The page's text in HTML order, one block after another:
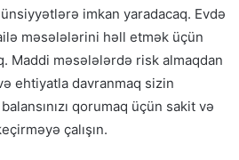
imkan yaradacaq. Evdə
məsələlərini həll etmək üçün
Maddi məsələlərdə risk almaqdan
ehtiyatla davranmaq sizin
qorumaq üçün sakit və
çalışın.